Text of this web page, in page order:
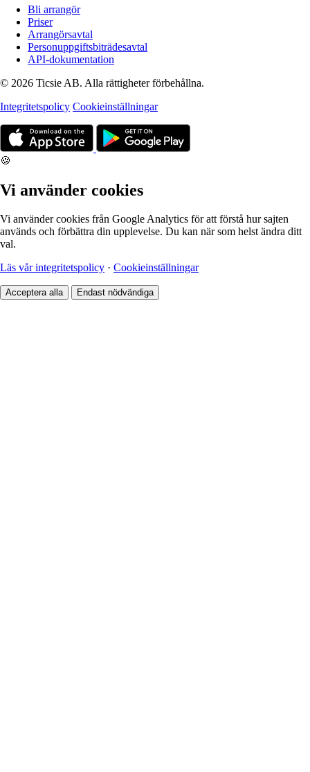
Bli arrangör
Priser
Arrangörsavtal
Personuppgiftsbiträdesavtal
API-dokumentation
© 2026 Ticsie AB. Alla rättigheter förbehållna.
Integritetspolicy Cookieinställningar
🍪
Vi använder cookies
Vi använder cookies från Google Analytics för att förstå hur sajten
används och förbättra din upplevelse. Du kan när som helst ändra ditt
val.
Läs vår integritetspolicy · Cookieinställningar
Acceptera alla Endast nödvändiga